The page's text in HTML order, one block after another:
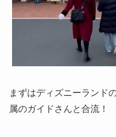
まずはディズニーランド
属のガイドさんと合流！